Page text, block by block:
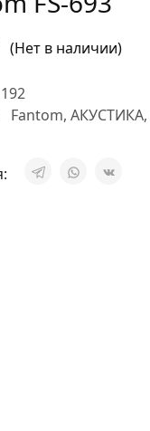
(Нет в наличии)
Fantom, АКУСТИКА,